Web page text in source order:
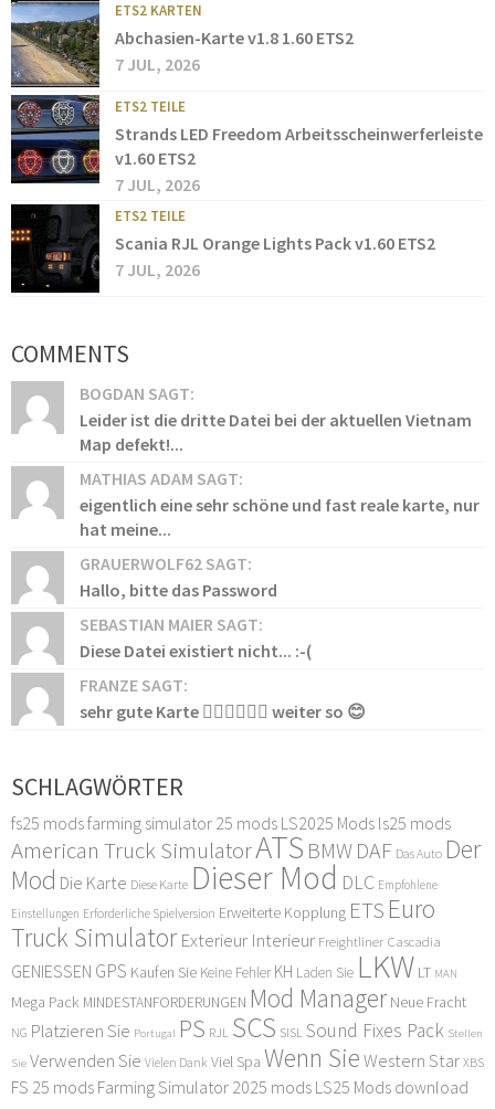
ETS2 KARTEN
Abchasien-Karte v1.8 1.60 ETS2
7 JUL, 2026
ETS2 TEILE
Strands LED Freedom Arbeitsscheinwerferleiste
v1.60 ETS2
7 JUL, 2026
ETS2 TEILE
Scania RJL Orange Lights Pack v1.60 ETS2
7 JUL, 2026
COMMENTS
BOGDAN SAGT:
Leider ist die dritte Datei bei der aktuellen Vietnam
Map defekt!...
MATHIAS ADAM SAGT:
eigentlich eine sehr schöne und fast reale karte, nur
hat meine...
GRAUERWOLF62 SAGT:
Hallo, bitte das Password
SEBASTIAN MAIER SAGT:
Diese Datei existiert nicht... :-(
FRANZE SAGT:
sehr gute Karte 👍🏻👍🏻👍🏻 weiter so 😊
SCHLAGWÖRTER
fs25 modsfarming simulator 25 mods LS2025 Mods ls25 mods
American Truck SimulatorATS BMW DAF Das Auto Der
Mod Die Karte Diese Karte Dieser Mod DLC Empfohlene
Einstellungen Erforderliche Spielversion Erweiterte Kopplung ETS Euro
Truck Simulator Exterieur Interieur Freightliner Cascadia
GENIESSEN GPS Kaufen Sie Keine Fehler KH Laden Sie LKW LT MAN
Mega Pack MINDESTANFORDERUNGEN Mod Manager Neue Fracht
NG Platzieren Sie Portugal PS RJL SCS SISL Sound Fixes Pack Stellen
Sie Verwenden Sie Vielen Dank Viel Spa Wenn Sie Western Star XBS
FS 25 mods Farming Simulator 2025 mods LS25 Mods download